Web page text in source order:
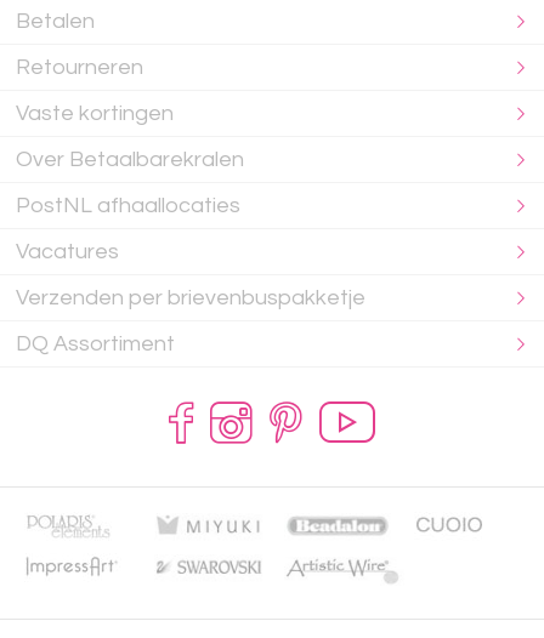
Betalen
Retourneren
Vaste kortingen
Over Betaalbarekralen
PostNL afhaallocaties
Vacatures
Verzenden per brievenbuspakketje
DQ Assortiment